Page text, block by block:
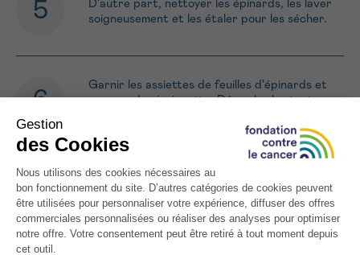
D'autre part, nettoyer les épinards, les laver
soigneusement et les étaler pour les sécher.
Garnir les assiettes de feuilles d'épinards et
arroser de vinaigrette. Démouler les tartares
ATTENTION : Cette recette est
destinée aux personnes atteintes d’un
cancer. Celle-ci est riche en calories